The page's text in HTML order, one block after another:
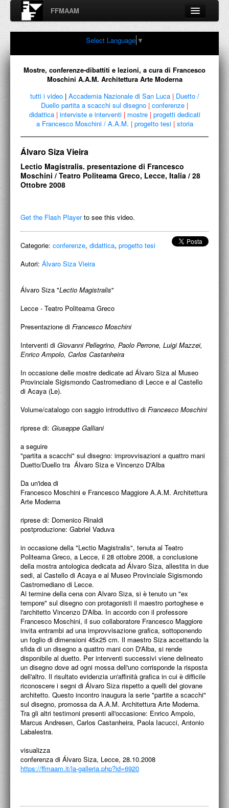
FFMAAM
Fondo Francesco Moschini
A.A.M. Architettura Arte Moderna
Percorsi, nodi, sconfinamenti e contaminazioni tra Arte,
FFMAAM
PUBBLICAZIONI
CONFERENZE
COLLEZIONE
BIBLIOTECA FRANCESCO MOSCHINI
MOSTRE
ARTISTI
PROGETTI CULTURALI
PROGETTO T.E.S.I.
Select Language ▼
Mostre, conferenze-dibattiti e lezioni, a cura di Francesco
Moschini A.A.M. Architettura Arte Moderna
tutti i video | Accademia Nazionale di San Luca | Duetto /
Duello partita a scacchi sul disegno | conferenze |
didattica | interviste e interventi | mostre | progetti dedicati
a Francesco Moschini / A.A.M. | progetto tesi | storia
Álvaro Siza Vieira
Lectio Magistralis. presentazione di Francesco
Moschini / Teatro Politeama Greco, Lecce, Italia / 28
Ottobre 2008
Get the Flash Playerto see this video.
Categorie: conferenze, didattica, progetto tesi
Autori: Álvaro Siza Vieira
Álvaro Siza "Lectio Magistralis"
Lecce - Teatro Politeama Greco
Presentazione di Francesco Moschini
Interventi di Giovanni Pellegrino, Paolo Perrone, Luigi Mazzei,
Enrico Ampolo, Carlos Castanheira
In occasione delle mostre dedicate ad Álvaro Siza al Museo
Provinciale Sigismondo Castromediano di Lecce e al Castello
di Acaya (Le).
Volume/catalogo con saggio introduttivo di Francesco Moschini
riprese di: Giuseppe Galliani
a seguire
"partita a scacchi" sul disegno: improvvisazioni a quattro mani
Duetto/Duello tra Álvaro Siza e Vincenzo D'Alba
Da un'idea di
Francesco Moschini e Francesco Maggiore A.A.M. Architettura
Arte Moderna
riprese di: Domenico Rinaldi
postproduzione: Gabriel Vaduva
in occasione della "Lectio Magistralis", tenuta al Teatro
Politeama Greco, a Lecce, il 28 ottobre 2008, a conclusione
della mostra antologica dedicata ad Álvaro Siza, allestita in due
sedi, al Castello di Acaya e al Museo Provinciale Sigismondo
Castromediano di Lecce.
Al termine della cena con Alvaro Siza, si è tenuto un "ex
tempore" sul disegno con protagonisti il maestro portoghese e
l'architetto Vincenzo D'Alba. In accordo con il professore
Francesco Moschini, il suo collaboratore Francesco Maggiore
invita entrambi ad una improvvisazione grafica, sottoponendo
un foglio di dimensioni 45x25 cm. Il maestro Siza accettando la
sfida di un disegno a quattro mani con D'Alba, si rende
disponibile al duetto. Per interventi successivi viene delineato
un disegno dove ad ogni mossa dell'uno corrisponde la risposta
dell'altro. Il risultato evidenzia un'affinità grafica in cui è difficile
riconoscere i segni di Álvaro Siza rispetto a quelli del giovane
architetto. Questo incontro inaugura la serie "partite a scacchi"
sul disegno, promossa da A.A.M. Architettura Arte Moderna.
Tra gli altri testimoni presenti all'occasione: Enrico Ampolo,
Marcus Andresen, Carlos Castanheira, Paola Iacucci, Antonio
Labalestra.
visualizza
conferenza di Álvaro Siza, Lecce, 28.10.2008
https://ffmaam.it/la-galleria.php?id=6920